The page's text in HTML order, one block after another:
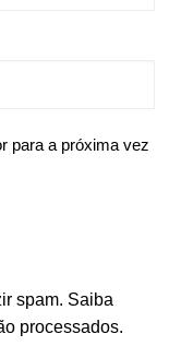
para a próxima vez
spam. Saiba
processados.